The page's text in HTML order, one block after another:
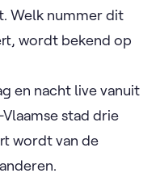
Welk nummer dit
wordt bekend op
en nacht live vanuit
stad drie
wordt van de